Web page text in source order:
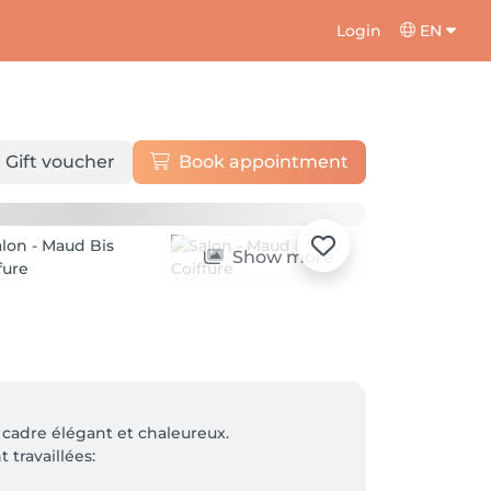
Login EN
Gift voucher Book appointment
Show more
élégant et chaleureux.
travaillées: